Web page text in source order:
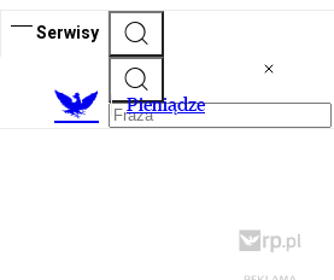
Serwisy
Pieniądze